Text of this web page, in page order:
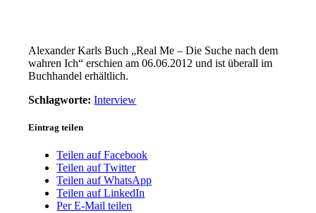
Alexander Karls Buch „Real Me – Die Suche nach dem
wahren Ich“ erschien am 06.06.2012 und ist überall im
Buchhandel erhältlich.
Schlagworte: Interview
Eintrag teilen
Teilen auf Facebook
Teilen auf Twitter
Teilen auf WhatsApp
Teilen auf LinkedIn
Per E-Mail teilen